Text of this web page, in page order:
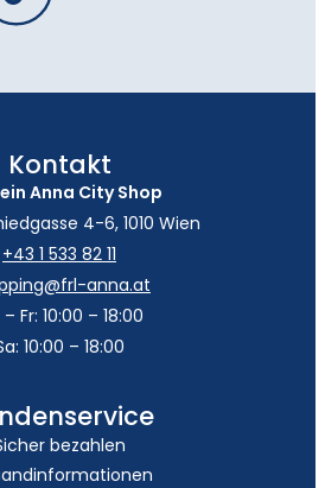
Kontakt
Anna City Shop
4-6, 1010 Wien
+43 1 533 82 11
anna.at
Fr: 10:00 – 18:00
10:00 – 18:00
bezahlen